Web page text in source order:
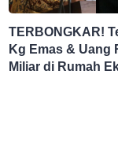
TERBONGKAR!
Kg Emas & Uang
Miliar di Rumah